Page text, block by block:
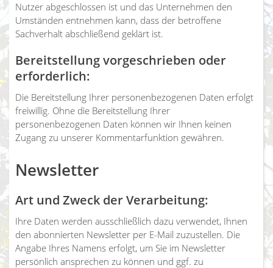
Nutzer abgeschlossen ist und das Unternehmen den
Umständen entnehmen kann, dass der betroffene
Sachverhalt abschließend geklärt ist.
Bereitstellung vorgeschrieben oder
erforderlich:
Die Bereitstellung Ihrer personenbezogenen Daten erfolgt
freiwillig. Ohne die Bereitstellung Ihrer
personenbezogenen Daten können wir Ihnen keinen
Zugang zu unserer Kommentarfunktion gewähren.
Newsletter
Art und Zweck der Verarbeitung:
Ihre Daten werden ausschließlich dazu verwendet, Ihnen
den abonnierten Newsletter per E-Mail zuzustellen. Die
Angabe Ihres Namens erfolgt, um Sie im Newsletter
persönlich ansprechen zu können und ggf. zu